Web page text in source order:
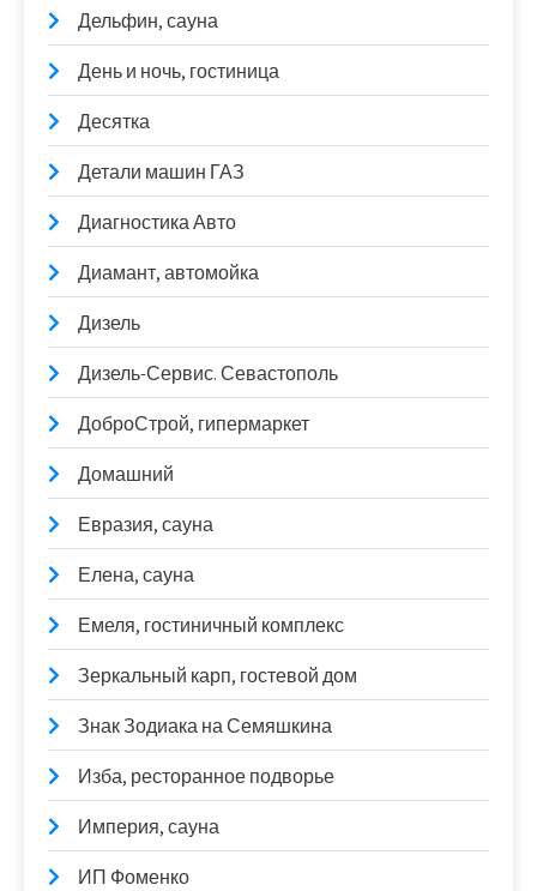
Дельфин, сауна
День и ночь, гостиница
Десятка
Детали машин ГАЗ
Диагностика Авто
Диамант, автомойка
Дизель
Дизель-Сервис. Севастополь
ДоброСтрой, гипермаркет
Домашний
Евразия, сауна
Елена, сауна
Емеля, гостиничный комплекс
Зеркальный карп, гостевой дом
Знак Зодиака на Семяшкина
Изба, ресторанное подворье
Империя, сауна
ИП Фоменко